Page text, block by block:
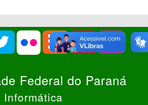
Federal do Paraná
Informática